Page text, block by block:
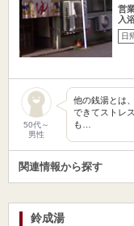
営
入
日
50代～
男性
他の銭湯とは
できてストレ
も…
関連情報から探す
鈴成湯